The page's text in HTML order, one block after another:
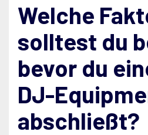
Welche
solltest du
bevor du
DJ-
abschließt?